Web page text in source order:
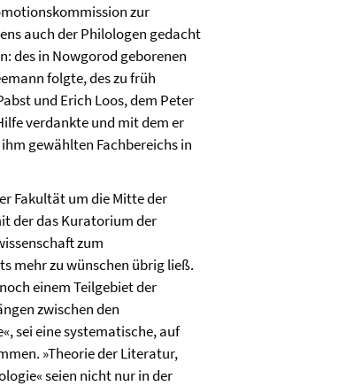
zur
auch der Philologen gedacht
des in Nowgorod geborenen
folgte, des zu früh
und Erich Loos, dem Peter
verdankte und mit dem er
gewählten Fachbereichs in
Fakultät um die Mitte der
der das Kuratorium der
zum
mehr zu wünschen übrig ließ.
einem Teilgebiet der
zwischen den
sei eine systematische, auf
»Theorie der Literatur,
seien nicht nur in der